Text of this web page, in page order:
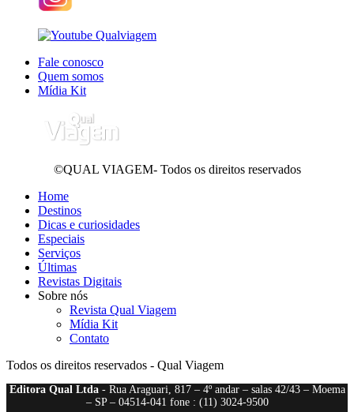
Fale conosco
Quem somos
Mídia Kit
©QUAL VIAGEM- Todos os direitos reservados
Home
Destinos
Dicas e curiosidades
Especiais
Serviços
Últimas
Revistas Digitais
Sobre nós
Revista Qual Viagem
Mídia Kit
Contato
Todos os direitos reservados - Qual Viagem
Editora Qual Ltda- Rua Araguari, 817 – 4º andar – salas 42/43 – Moema
– SP – 04514-041 fone : (11) 3024-9500